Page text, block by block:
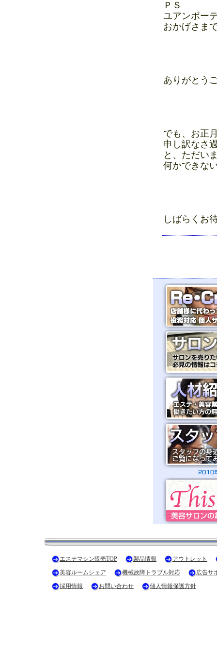
ＰＳ
ユアンボー
おかげさま
ありがとう
でも、お正
申し訳なさ
と、ただい
何かできな
しばらくお
エステマシン販売TOP 製品情報
アウトレット
美容ルームシェア
機械故障トラブル対応
広告サ
採用情報
お問い合わせ 個人情報保護方針